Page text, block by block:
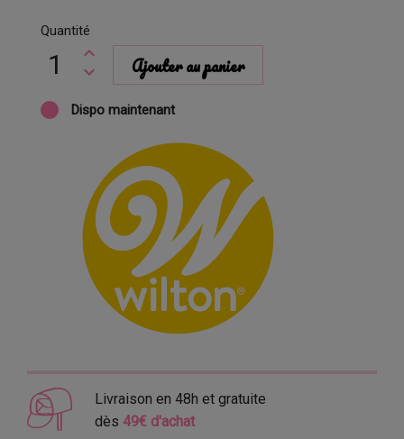
Quantité
Ajouter au panier
Dispo maintenant
Livraison en 48h et gratuite
dès 49€ d'achat